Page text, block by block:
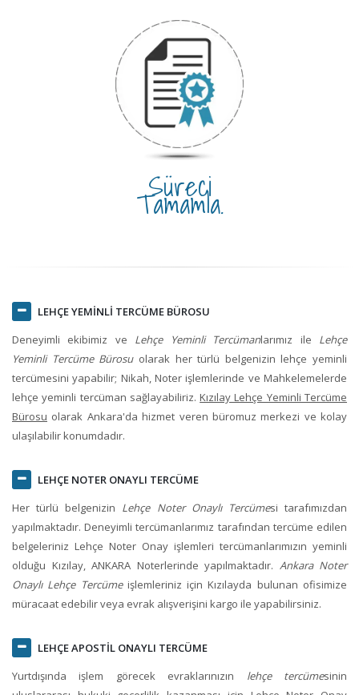
Süreci
Tamamla.
LEHÇE YEMİNLİ TERCÜME BÜROSU
Deneyimli ekibimiz ve Lehçe Yeminli Tercümanlarımız ile Lehçe
Yeminli Tercüme Bürosuolarak her türlü belgenizinlehçe yeminli
tercümesini yapabilir; Nikah, Noter işlemlerinde ve Mahkelemelerde
lehçe yeminli tercüman sağlayabiliriz.Kızılay Lehçe Yeminli Tercüme
Bürosu olarak Ankara'da hizmet veren büromuz merkezi ve kolay
ulaşılabilir konumdadır.
LEHÇE NOTER ONAYLI TERCÜME
Her türlü belgenizin Lehçe Noter Onaylı Tercümesi tarafımızdan
yapılmaktadır. Deneyimli tercümanlarımız tarafından tercüme edilen
belgeleriniz Lehçe Noter Onay işlemleri tercümanlarımızın yeminli
olduğu Kızılay, ANKARA Noterlerinde yapılmaktadır. Ankara Noter
Onaylı Lehçe Tercümeişlemleriniz içinKızılayda bulunan ofisimize
müracaat edebilir veya evrak alışverişini kargo ile yapabilirsiniz.
LEHÇE APOSTİL ONAYLI TERCÜME
Yurtdışında işlem görecek evraklarınızın lehçe tercümesinin